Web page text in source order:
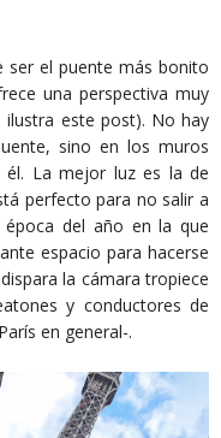
ser el puente más bonito
una perspectiva muy
este post). No hay
sino en los muros
La mejor luz es la de
perfecto para no salir a
época del año en la que
espacio para hacerse
la cámara tropiece
y conductores de
en general-.